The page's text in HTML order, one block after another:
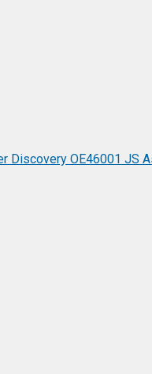
Discovery OE46001 JS